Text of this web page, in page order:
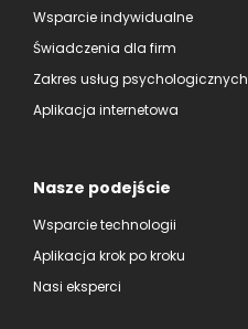
Wsparcie indywidualne
Świadczenia dla firm
Zakres usług psychologicznych
Aplikacja internetowa
Nasze podejście
Wsparcie technologii
Aplikacja krok po kroku
Nasi eksperci